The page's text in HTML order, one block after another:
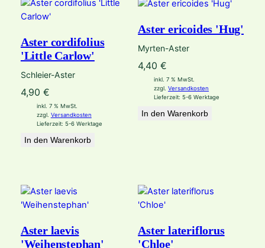
Aster cordifolius
'Little Carlow'
Schleier-Aster
4,90 €
inkl. 7 % MwSt.
zzgl. Versandkosten
Lieferzeit: 5-6 Werktage
In den Warenkorb
Aster ericoides 'Hug'
Myrten-Aster
4,40€
inkl. 7 % MwSt.
zzgl.Versandkosten
Lieferzeit:5-6 Werktage
In den Warenkorb
Aster laevis
'Weihenstephan'
Aster lateriflorus
'Chloe'